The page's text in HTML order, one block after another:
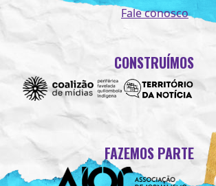
Fale conosco
CONSTRUÍMOS
FAZEMOS PARTE